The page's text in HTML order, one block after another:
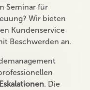
Seminar für
Wir bieten
Kundenservice
Beschwerden an.
. Die